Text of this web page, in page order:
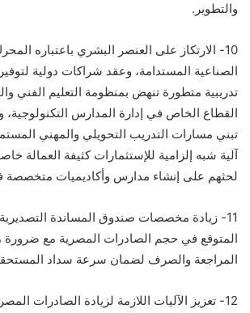
والتطوير.
10- الارتكاز على العنصر البشري باعتباره
الصناعية المستدامة، وعقد شراكات دولية
تدريبية متطورة تنهض بمنظومة التعليم الفني
القطاع الخاص في إدارة المدارس التكنولوجية،
تبني مسارات التدريب التحويلي والمهني
آلية شبه إلزامية للإستثمارات كثيفة العمالة
لحثهم على إنشاء مدارس وأكاديميات متخصصة
11- زيادة مخصصات صندوق المساندة التصديرية
المتوقع في حجم الصادرات المصرية مع ضرورة
المراجعة والصرف لضمان سرعة سداد
12- تعزيز الآليات اللازمة لزيادة الصادرات